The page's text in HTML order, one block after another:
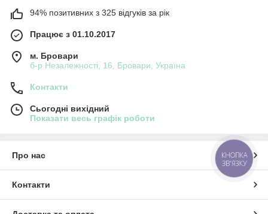
94% позитивних з 325 відгуків за рік
Працює з 01.10.2017
м. Бровари
б-р Незалежності, 16, Бровари, Україна
Контакти
Сьогодні вихідний
Показати весь графік роботи
Про нас
Контакти
КНОПКА
ЗВ'ЯЗКУ